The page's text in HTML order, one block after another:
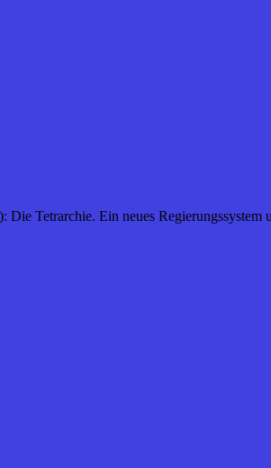
Tetrarchie. Ein neues Regierungssystem